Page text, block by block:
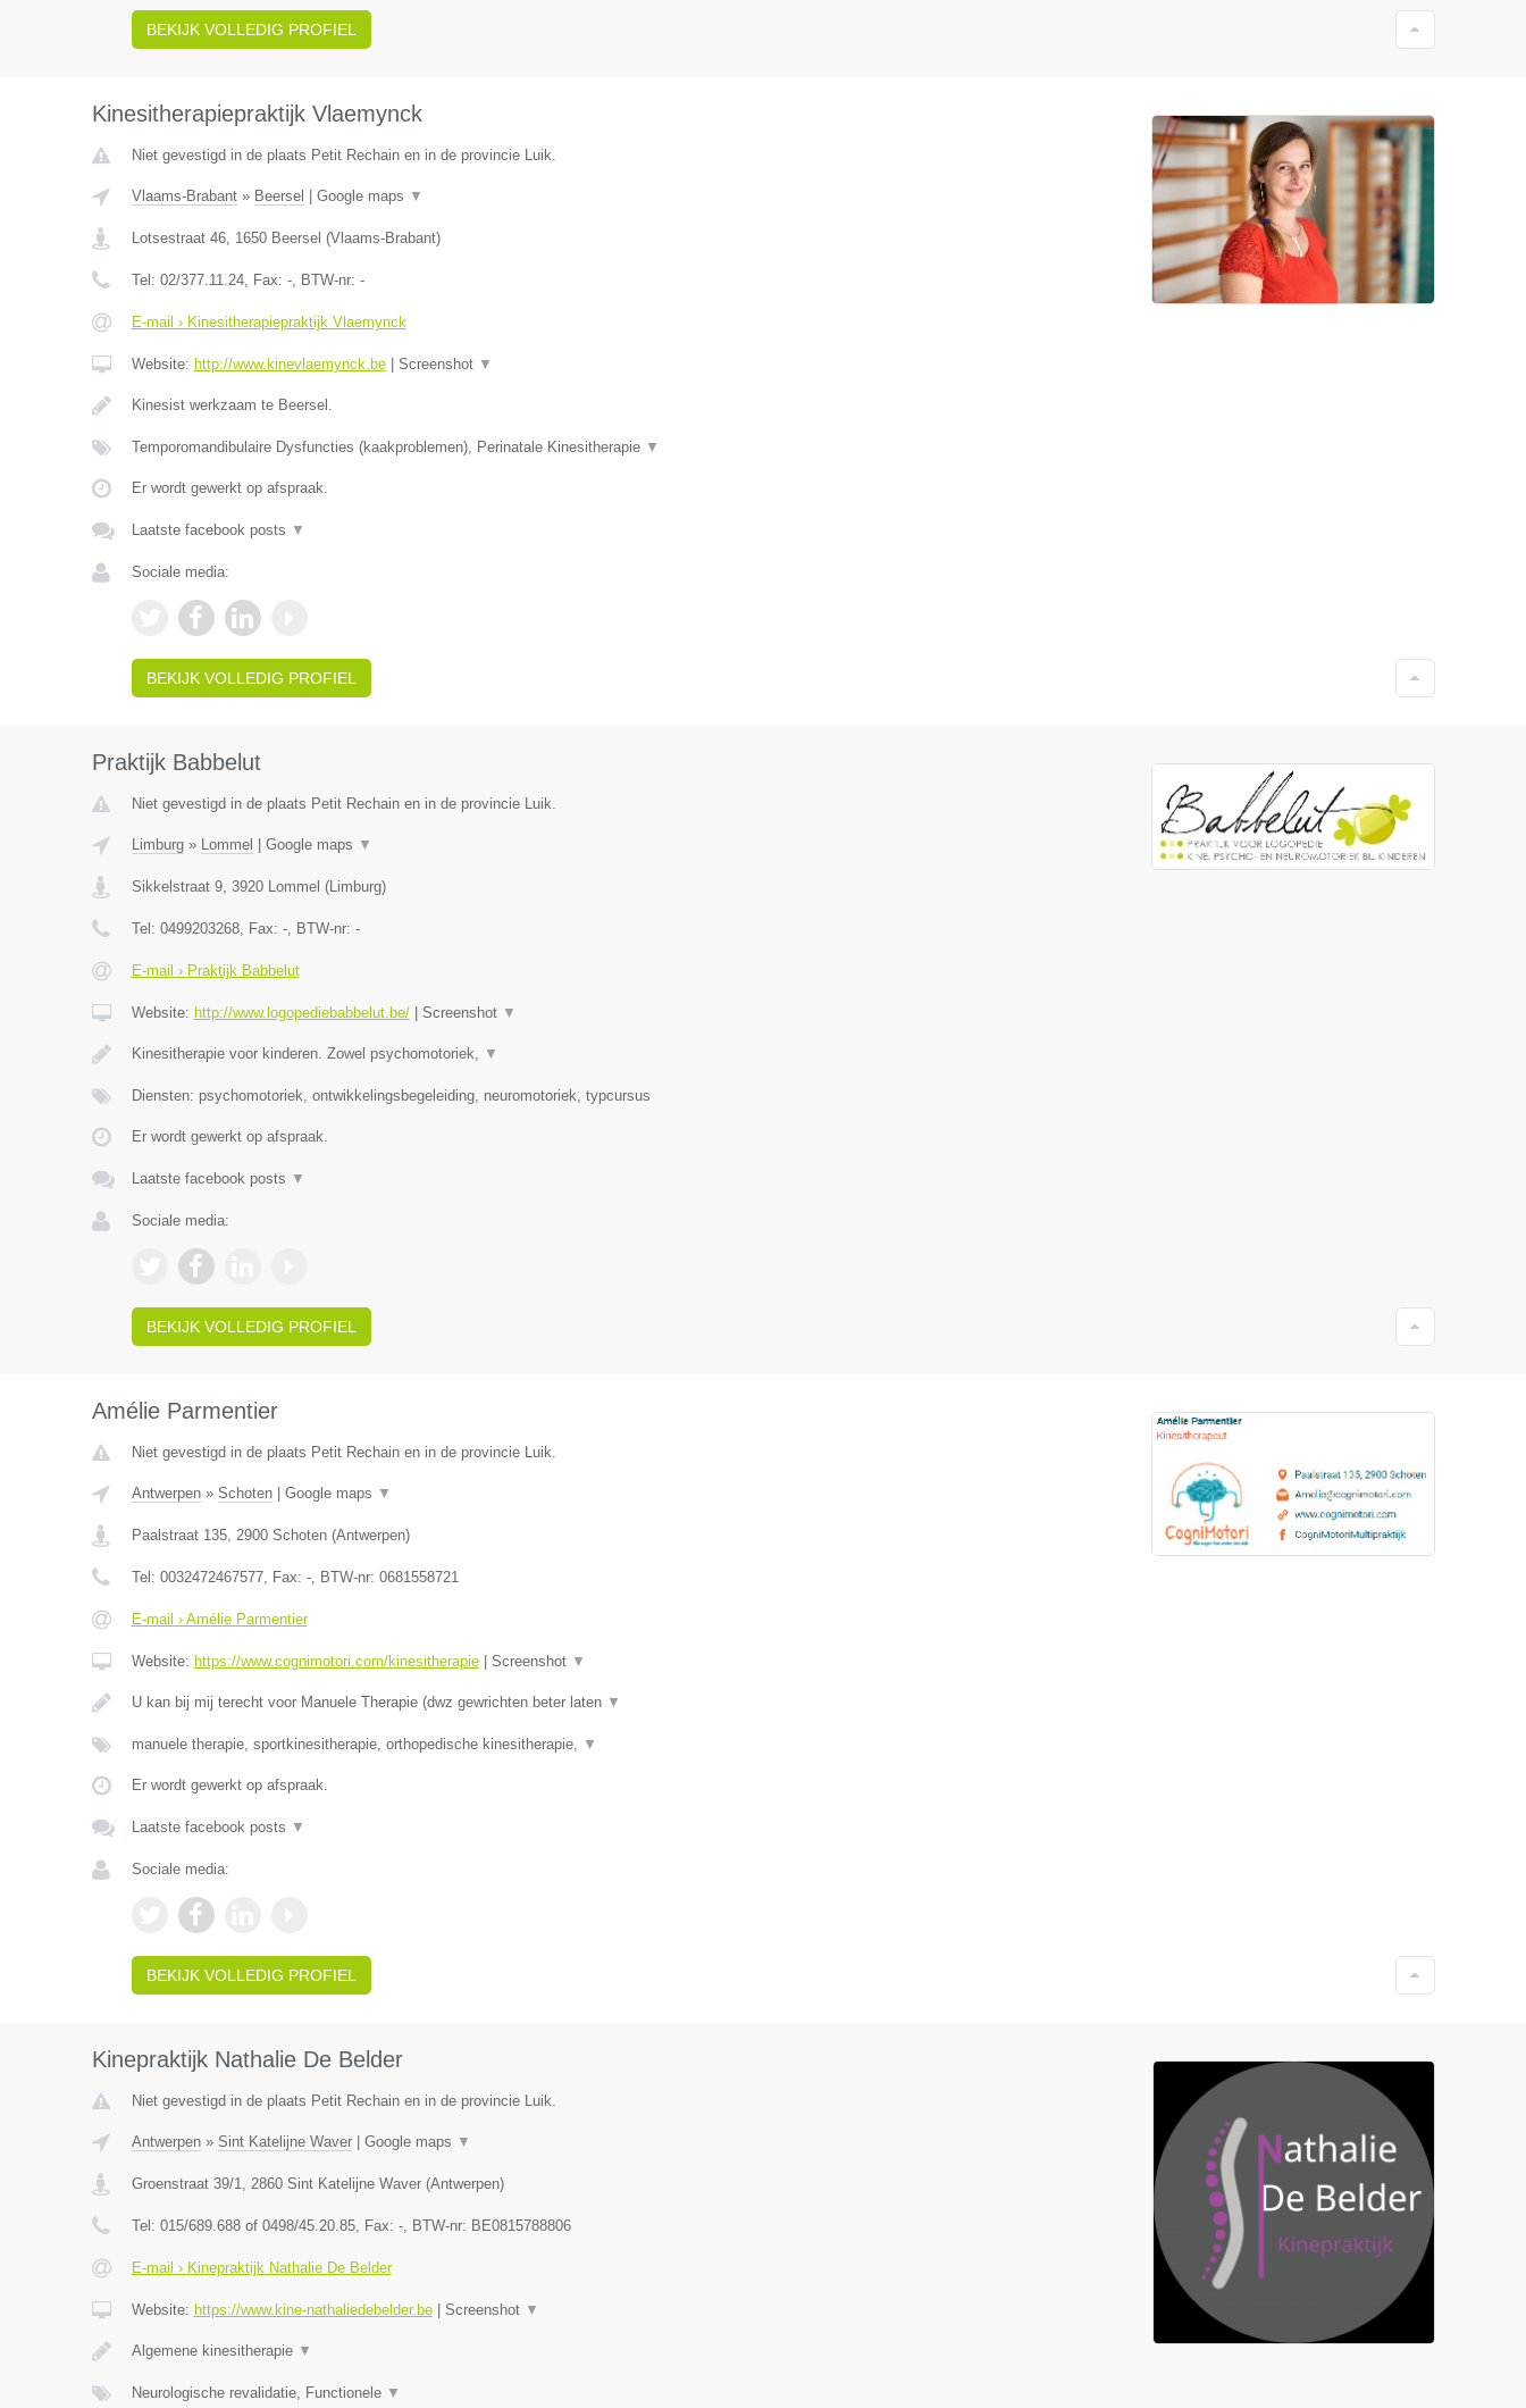
BEKIJK VOLLEDIG PROFIEL
Kinesitherapiepraktijk Vlaemynck
Niet gevestigd in de plaats Petit Rechain en in de provincie Luik.
Vlaams-Brabant» Beersel Google maps ▼
Lotsestraat 46, 1650 Beersel (Vlaams-Brabant)
Tel: 02/377.11.24, Fax: -, BTW-nr: -
E-mail › Kinesitherapiepraktijk Vlaemynck
Website: http://www.kinevlaemynck.be| Screenshot ▼
Kinesist werkzaam te Beersel.
Temporomandibulaire Dysfuncties (kaakproblemen), Perinatale Kinesitherapie ▼
Er wordt gewerkt op afspraak.
Laatste facebook posts ▼
Sociale media:
BEKIJK VOLLEDIG PROFIEL
Praktijk Babbelut
Niet gevestigd in de plaats Petit Rechain en in de provincie Luik.
Limburg» Lommel Google maps ▼
Sikkelstraat 9, 3920 Lommel (Limburg)
Tel: 0499203268, Fax: -, BTW-nr: -
E-mail › Praktijk Babbelut
Website: http://www.logopediebabbelut.be/| Screenshot ▼
Kinesitherapie voor kinderen. Zowel psychomotoriek, ▼
Diensten: psychomotoriek, ontwikkelingsbegeleiding, neuromotoriek, typcursus
Er wordt gewerkt op afspraak.
Laatste facebook posts ▼
Sociale media:
BEKIJK VOLLEDIG PROFIEL
Amélie Parmentier
Niet gevestigd in de plaats Petit Rechain en in de provincie Luik.
Antwerpen» Schoten| Google maps ▼
Paalstraat 135, 2900 Schoten(Antwerpen)
Tel: 0032472467577, Fax: -, BTW-nr: 0681558721
E-mail › Amélie Parmentier
Website: https://www.cognimotori.com/kinesitherapie| Screenshot ▼
U kan bij mij terecht voor Manuele Therapie (dwz gewrichten beter laten ▼
manuele therapie, sportkinesitherapie, orthopedische kinesitherapie, ▼
Er wordt gewerkt op afspraak.
Laatste facebook posts ▼
Sociale media:
BEKIJK VOLLEDIG PROFIEL
Kinepraktijk Nathalie De Belder
Niet gevestigd in de plaats Petit Rechain en in de provincie Luik.
Antwerpen» Sint Katelijne Waver| Google maps ▼
Groenstraat 39/1, 2860 Sint Katelijne Waver(Antwerpen)
Tel: 015/689.688 of 0498/45.20.85, Fax: -, BTW-nr: BE0815788806
E-mail › Kinepraktijk Nathalie De Belder
Website: https://www.kine-nathaliedebelder.be| Screenshot ▼
Algemene kinesitherapie ▼
Neurologische revalidatie, Functionele ▼